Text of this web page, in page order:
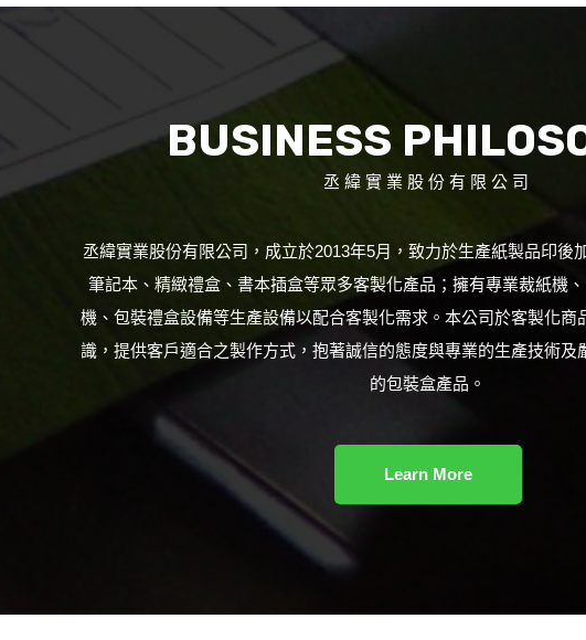
BUSINESS
丞緯實業股份有限公司
丞緯實業股份有限公司，成立於2013年5月，致力於生產紙製品印後
筆記本、精緻禮盒、書本插盒等眾多客製化產品；擁有專業裁紙機
機、包裝禮盒設備等生產設備以配合客製化需求。本公司於客製化商
識，提供客戶適合之製作方式，抱著誠信的態度與專業的生產技術及
的包裝盒產品。
Learn More